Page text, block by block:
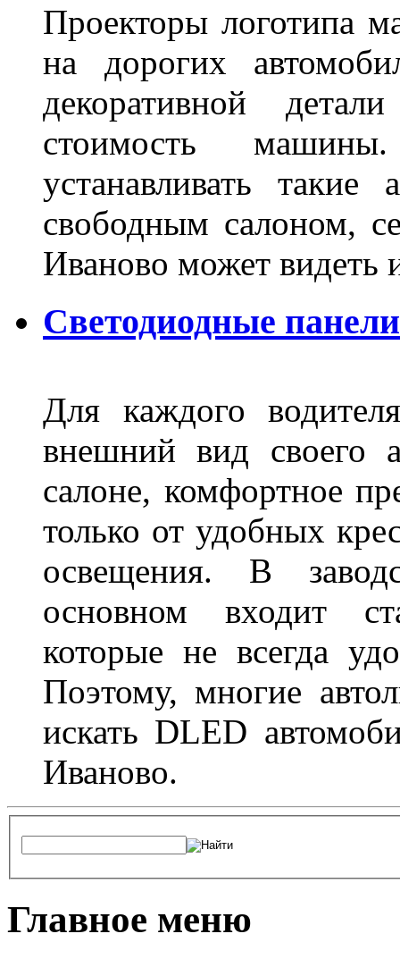
Проекторы логотипа
на дорогих
декоративной
стоимость
устанавливать
свободным салоном,
Иваново может
Светодиодные
Для каждого
внешний вид своего
салоне, комфортное
только от удобных
освещения. В
основном входит
которые не всегда
Поэтому, многие
искать DLED
Иваново.
Главное меню